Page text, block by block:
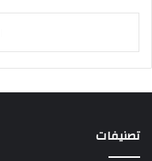
تصنيفات